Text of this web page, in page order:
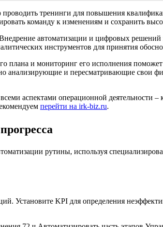
тренинги для повышения
команду к изменениям и сохранить
автоматизации и цифровых
инструментов для принятия
плана и мониторинг его исполнения
анализирующие и пересматривающие свои
аспектами операционной
перейти на irk-biz.ru.
рутины, используя
Установите KPI для определения